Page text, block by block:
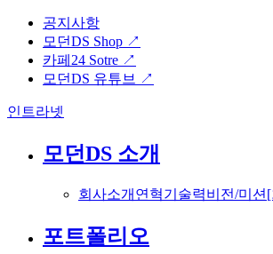
공지사항
모던DS Shop ↗
카페24 Sotre ↗
모던DS 유튜브 ↗
인트라넷
모던DS 소개
회사소개 연혁기술력비전/미션
포트폴리오